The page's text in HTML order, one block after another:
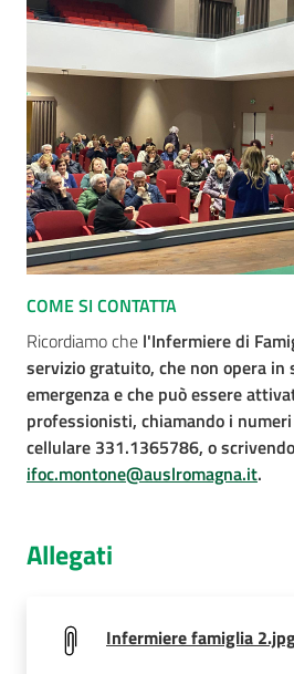
COME SI CONTATTA
Ricordiamo che l'Infermiere di
servizio gratuito, che non opera in
emergenza e che può essere
professionisti, chiamando i
cellulare 331.1365786, o
ifoc.montone@auslromagna.it.
Allegati
Infermiere famiglia